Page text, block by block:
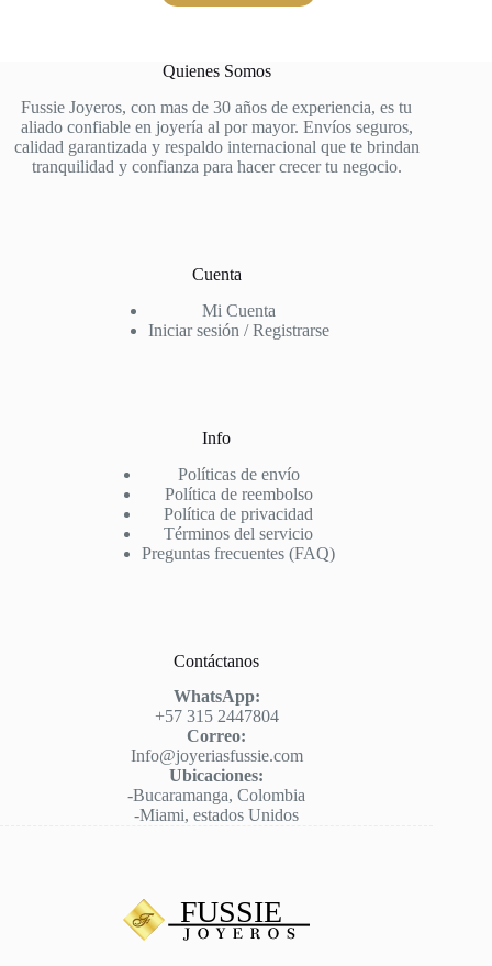
Quienes Somos
Fussie Joyeros, con mas de 30 años de experiencia, es tu
aliado confiable en joyería al por mayor. Envíos seguros,
calidad garantizada y respaldo internacional que te brindan
tranquilidad y confianza para hacer crecer tu negocio.
Cuenta
Mi Cuenta
Iniciar sesión / Registrarse
Info
Políticas de envío
Política de reembolso
Política de privacidad
Términos del servicio
Preguntas frecuentes (FAQ)
Contáctanos
WhatsApp:
+57 315 2447804
Correo:
Info@joyeriasfussie.com
Ubicaciones:
-Bucaramanga, Colombia
-Miami, estados Unidos